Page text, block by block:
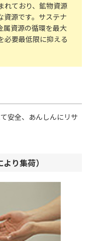
れており、鉱物資源
資源です。サステナ
属資源の循環を最大
必要最低限に抑える
安全、あんしんにリサ
り集荷）